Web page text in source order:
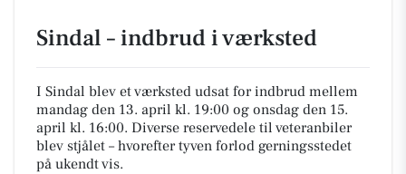
Sindal – indbrud i værksted
I Sindal blev et værksted udsat for indbrud mellem
mandag den 13. april kl. 19:00 og onsdag den 15.
april kl. 16:00. Diverse reservedele til veteranbiler
blev stjålet – hvorefter tyven forlod gerningsstedet
på ukendt vis.